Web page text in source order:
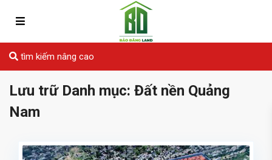
tìm kiếm nâng cao
Lưu trữ Danh mục: Đất nền Quảng
Nam